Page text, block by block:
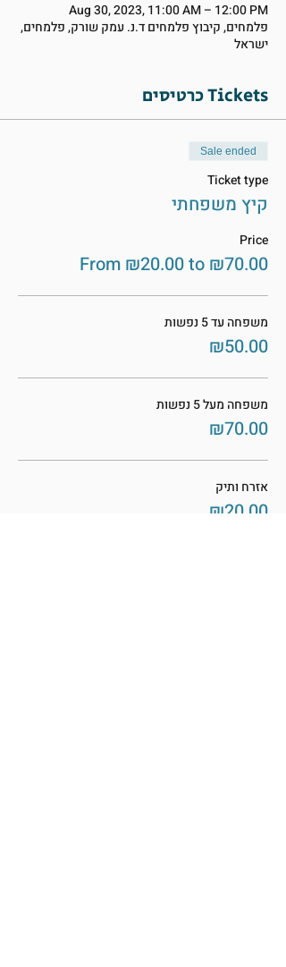
Aug 30, 2023, 11:00 AM – 12:00 PM
פלמחים, קיבוץ פלמחים ד.נ. עמק שורק, פלמחים,
ישראל
כרטיסים Tickets
Sale ended
Ticket type
קיץ משפחתי
Price
From ₪20.00 to ₪70.00
משפחה עד 5 נפשות
₪50.00
משפחה מעל 5 נפשות
₪70.00
אזרח ותיק
₪20.00